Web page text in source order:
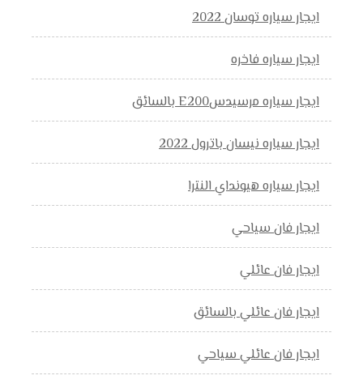
ايجار سياره توسان 2022
ايجار سياره فاخره
ايجار سياره مرسيدسE200 بالسائق
ايجار سياره نيسان باترول 2022
ايجار سياره هيونداي النترا
ايجار فان سياحي
ايجار فان عائلي
ايجار فان عائلي بالسائق
ايجار فان عائلي سياحي